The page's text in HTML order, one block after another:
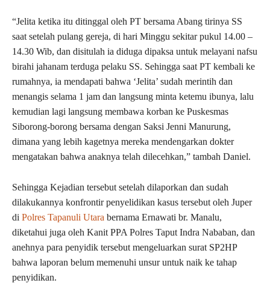
“Jelita ketika itu ditinggal oleh PT bersama Abang tirinya SS
saat setelah pulang gereja, di hari Minggu sekitar pukul 14.00 –
14.30 Wib, dan disitulah ia diduga dipaksa untuk melayani nafsu
birahi jahanam terduga pelaku SS. Sehingga saat PT kembali ke
rumahnya, ia mendapati bahwa ‘Jelita’ sudah merintih dan
menangis selama 1 jam dan langsung minta ketemu ibunya, lalu
kemudian lagi langsung membawa korban ke Puskesmas
Siborong-borong bersama dengan Saksi Jenni Manurung,
dimana yang lebih kagetnya mereka mendengarkan dokter
mengatakan bahwa anaknya telah dilecehkan,” tambah Daniel.
Sehingga Kejadian tersebut setelah dilaporkan dan sudah
dilakukannya konfrontir penyelidikan kasus tersebut oleh Juper
di Polres Tapanuli Utara bernama Ernawati br. Manalu,
diketahui juga oleh Kanit PPA Polres Taput Indra Nababan, dan
anehnya para penyidik tersebut mengeluarkan surat SP2HP
bahwa laporan belum memenuhi unsur untuk naik ke tahap
penyidikan.